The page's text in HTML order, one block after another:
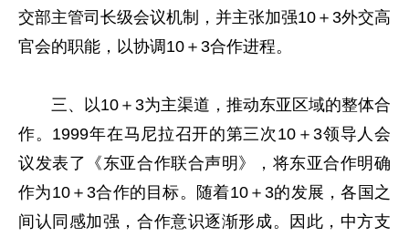
交部主管司长级会议机制，并主张加强10＋3外交高
官会的职能，以协调10＋3合作进程。
三、以10＋3为主渠道，推动东亚区域的整体合
作。1999年在马尼拉召开的第三次10＋3领导人会
议发表了《东亚合作联合声明》，将东亚合作明确
作为10＋3合作的目标。随着10＋3的发展，各国之
间认同感加强，合作意识逐渐形成。因此，中方支